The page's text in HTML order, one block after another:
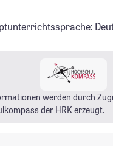
werden durch
der HRK erzeugt.